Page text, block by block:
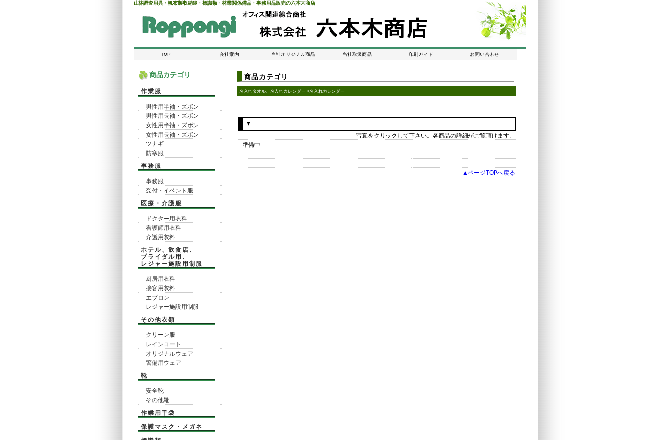
山林調査用具・帆布製収納袋・標識類・林業関係備品・事務用品販売の六本木商店
TOP 会社案内 当社オリジナル商品 当社取扱商品 印刷ガイド お問い合わせ
商品カテゴリ
作業服
男性用半袖・ズボン
男性用長袖・ズボン
女性用半袖・ズボン
女性用長袖・ズボン
ツナギ
防寒服
事務服
事務服
受付・イベント服
医療・介護服
ドクター用衣料
看護師用衣料
介護用衣料
ホテル、飲食店、
ブライダル用、
レジャー施設用制服
厨房用衣料
接客用衣料
エプロン
レジャー施設用制服
その他衣類
クリーン服
レインコート
オリジナルウェア
警備用ウェア
靴
安全靴
その他靴
作業用手袋
保護マスク・メガネ
商品カテゴリ
名入れタオル、名入れカレンダー >名入れカレンダー
▼
写真をクリックして下さい。各商品の詳細がご覧頂けます。
準備中
▲ページTOPへ戻る